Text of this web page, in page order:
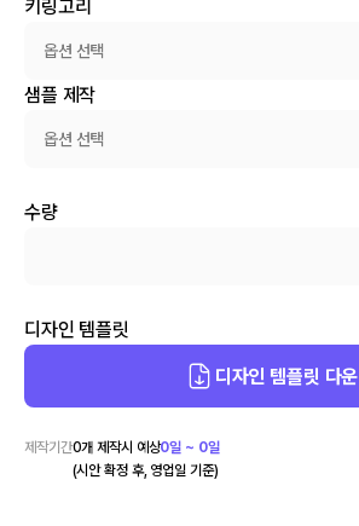
키링고리
옵션 선택
샘플 제작
옵션 선택
수량
디자인 템플릿
디자인 템플릿 다운
제작기간0개 제작시 예상0일 ~ 0일
(시안 확정 후, 영업일 기준)